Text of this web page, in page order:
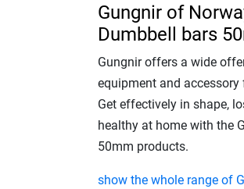
Gungnir of
Dumbbell bars
Gungnir offers a wide
equipment and
Get effectively in shape,
healthy at home with the
50mm products.
show the whole range of